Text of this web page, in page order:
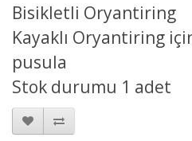
Bisikletli Oryantiring
Kayaklı Oryantiring
pusula
Stok durumu 1 adet